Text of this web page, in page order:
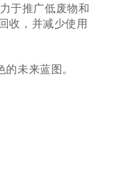
于推广低废物和
收，并减少使用
未来蓝图。